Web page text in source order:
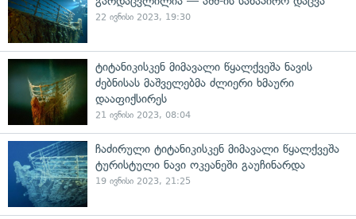
22 ივნისი 2023, 19:30
ტიტანიკისკენ მიმავალი წყალქვეშა ნავის
ძებნისას მაშველებმა ძლიერი ხმაური
დააფიქსირეს
21 ივნისი 2023, 08:04
ჩაძირული ტიტანიკისკენ მიმავალი წყალქვეშა
ტურისტული ნავი ოკეანეში გაუჩინარდა
19 ივნისი 2023, 21:25